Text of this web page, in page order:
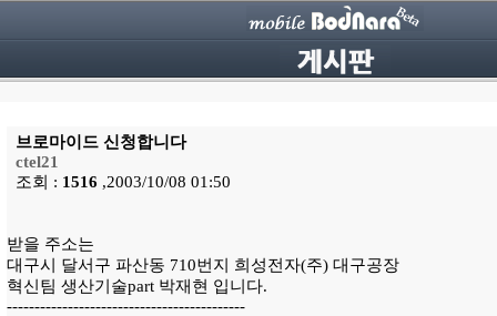
브로마이드 신청합니다
ctel21
조회 : 1516 ,2003/10/08 01:50
받을 주소는
대구시 달서구 파산동 710번지 희성전자(주) 대구공장
혁신팀 생산기술part 박재현 입니다.
-------------------------------------------